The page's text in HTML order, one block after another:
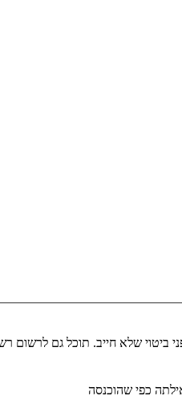
ביטוי שלא חייב. תוכל גם לרשום
כפי שהוכנסה